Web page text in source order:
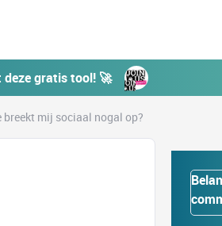
gratis tool! 🚀
breekt mij sociaal nogal op?